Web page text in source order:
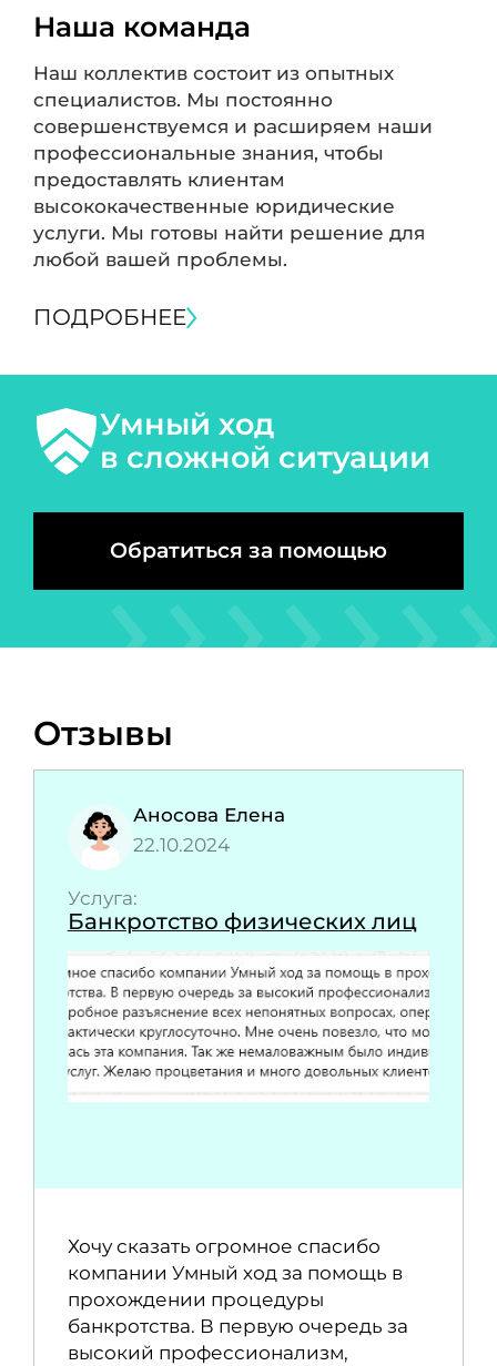
Наша команда
Наш коллектив состоит из опытных
специалистов. Мы постоянно
совершенствуемся и расширяем наши
профессиональные знания, чтобы
предоставлять клиентам
высококачественные юридические
услуги. Мы готовы найти решение для
любой вашей проблемы.
ПОДРОБНЕЕ
Умный ход
в сложной ситуации
Обратиться за помощью
Отзывы
Аносова Елена
22.10.2024
Услуга:
Банкротство физических лиц
Хочу сказать огромное спасибо
компании Умный ход за помощь в
прохождении процедуры
банкротства. В первую очередь за
высокий профессионализм,